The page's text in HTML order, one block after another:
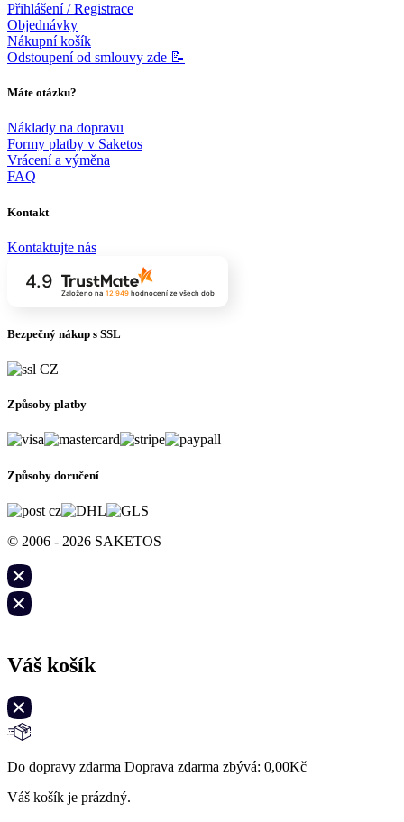
Přihlášení / Registrace
Objednávky
Nákupní košík
Odstoupení od smlouvy zde 📝
Máte otázku?
Náklady na dopravu
Formy platby v Saketos
Vrácení a výměna
FAQ
Kontakt
Kontaktujte nás
4.9
Založeno na 12 949hodnocení ze všech dob
Bezpečný nákup s SSL
Způsoby platby
Způsoby doručení
© 2006 - 2026 SAKETOS
Váš košík
Do dopravy zdarma Doprava zdarma zbývá: 0,00Kč
Váš košík je prázdný.